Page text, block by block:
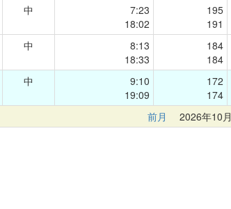
中
7:23
18:02
195
191
中
8:13
18:33
184
184
中
9:10
19:09
172
174
前月 2026年10月